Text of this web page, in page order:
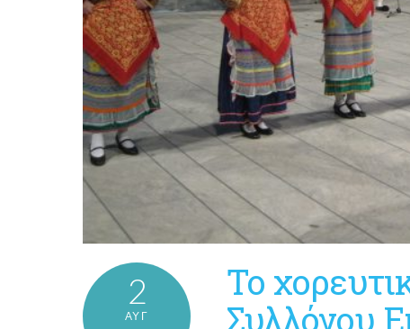
2
ΑΥΓ
To
Συλλόγου